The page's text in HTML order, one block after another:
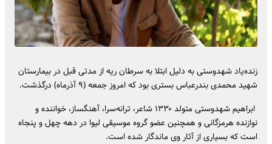
زنده‌یاد شهدوستی‌ به دلیل ابتلا به سرطان ریه از مدتی قبل در بیمارستان
شهید محمدی بندرعباس بستری بود که امروز جمعه (۹ آذرماه) درگذشت.
️️ ابراهیم شهدوستی متولد ۱۳۳۰ شاعر، ترانه‌سرا، آهنگساز، خواننده و
نوازنده هرمزگانی و همچنین عضو گروه موسیقی لیوا در دهه چهل و پنجاه
است که بسیاری از آثار وی ماندگار شده است.